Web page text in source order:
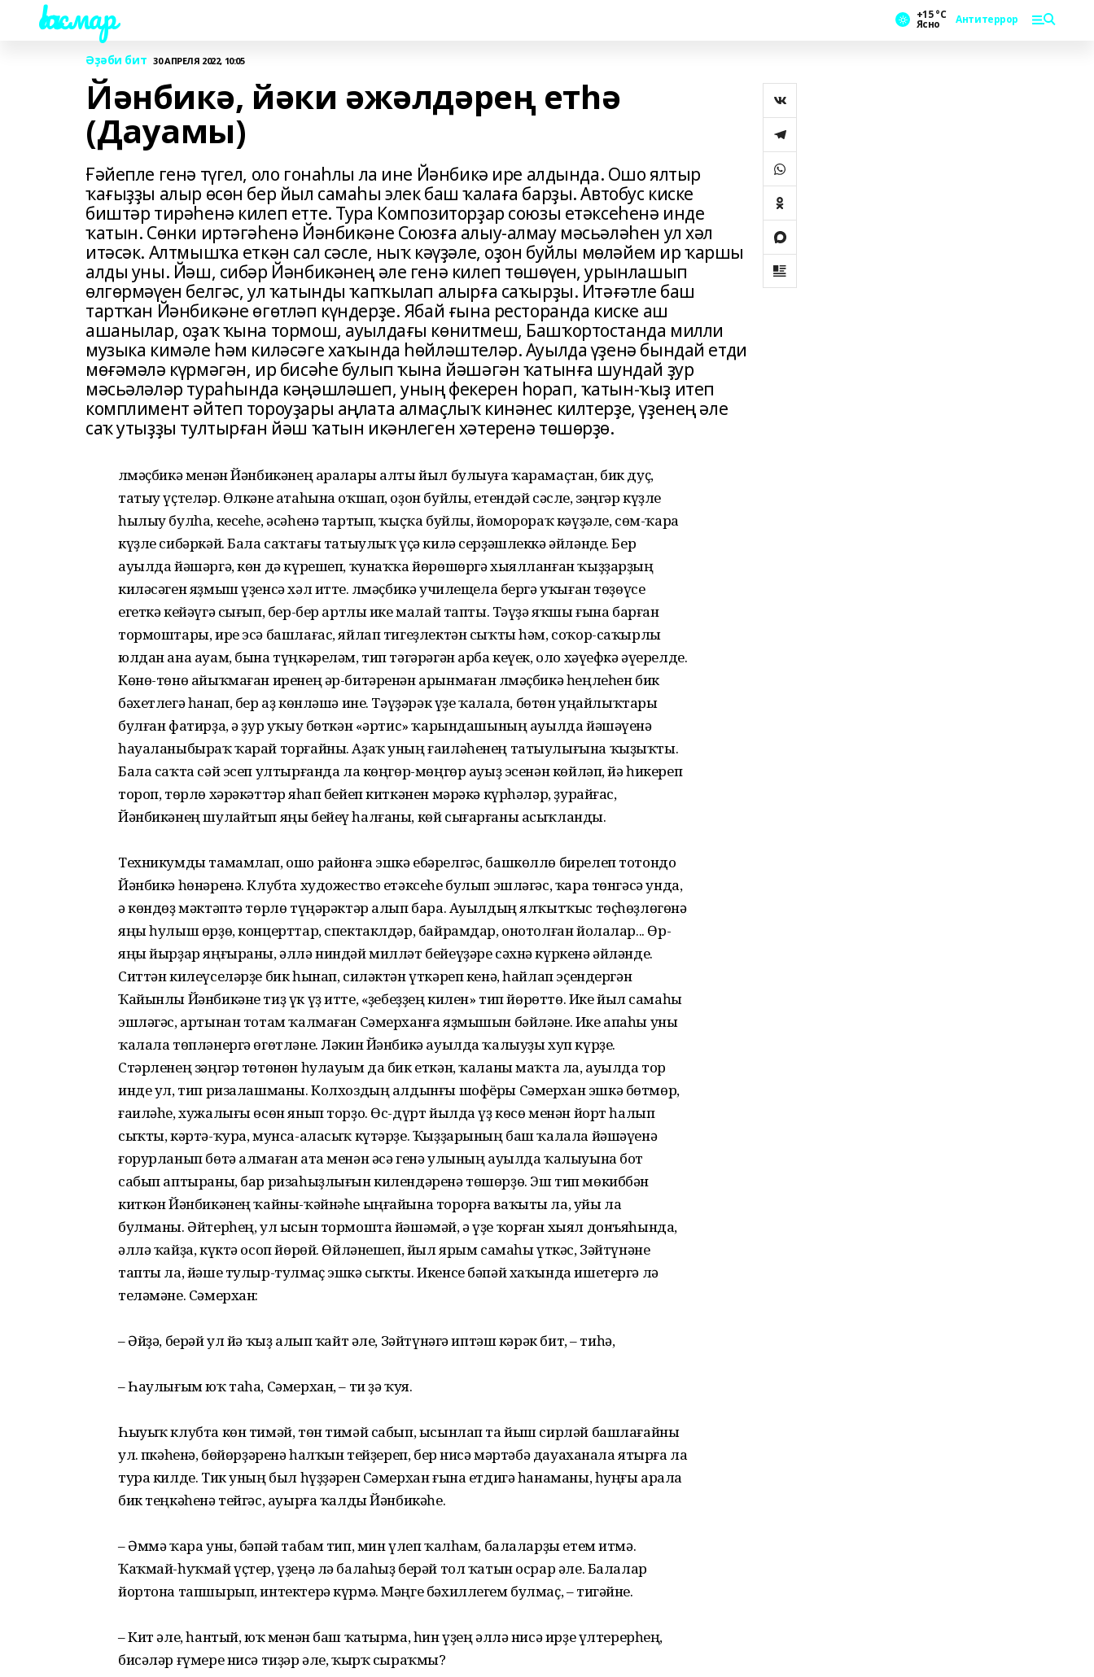
Һаҡмар +15 °С
Ясно Антитеррор
Әҙәби бит 30 АПРЕЛЯ 2022, 10:05
Йәнбикә, йәки әжәлдәрең етһә
(Дауамы)
Ғәйепле генә түгел, оло гонаһлы ла ине Йәнбикә ире алдында. Ошо ялтыр
ҡағыҙҙы алыр өсөн бер йыл самаһы элек баш ҡалаға барҙы. Автобус киске
биштәр тирәһенә килеп етте. Тура Композиторҙар союзы етәксеһенә инде
ҡатын. Сөнки иртәгәһенә Йәнбикәне Союзға алыу-алмау мәсьәләһен ул хәл
итәсәк. Алтмышҡа еткән сал сәсле, ныҡ кәүҙәле, оҙон буйлы мөләйем ир ҡаршы
алды уны. Йәш, сибәр Йәнбикәнең әле генә килеп төшөүен, урынлашып
өлгөрмәүен белгәс, ул ҡатынды ҡапҡылап алырға саҡырҙы. Итәғәтле баш
тартҡан Йәнбикәне өгөтләп күндерҙе. Ябай ғына ресторанда киске аш
ашанылар, оҙаҡ ҡына тормош, ауылдағы көнитмеш, Башҡортостанда милли
музыка кимәле һәм киләсәге хаҡында һөйләштеләр. Ауылда үҙенә бындай етди
мөғәмәлә күрмәгән, ир бисәһе булып ҡына йәшәгән ҡатынға шундай ҙур
мәсьәләләр тураһында кәңәшләшеп, уның фекерен һорап, ҡатын-ҡыҙ итеп
комплимент әйтеп тороуҙары аңлата алмаҫлыҡ кинәнес килтерҙе, үҙенең әле
саҡ утыҙҙы тултырған йәш ҡатын икәнлеген хәтеренә төшөрҙө.
Үлмәҫбикә менән Йәнбикәнең аралары алты йыл булыуға ҡарамаҫтан, бик дуҫ,
татыу үҫтеләр. Өлкәне атаһына оҡшап, оҙон буйлы, етендәй сәсле, зәңгәр күҙле
һылыу булһа, кесеһе, әсәһенә тартып, ҡыҫҡа буйлы, йоморораҡ кәүҙәле, сөм-ҡара
күҙле сибәркәй. Бала саҡтағы татыулыҡ үҫә килә серҙәшлеккә әйләнде. Бер
ауылда йәшәргә, көн дә күрешеп, ҡунаҡҡа йөрөшөргә хыялланған ҡыҙҙарҙың
киләсәген яҙмыш үҙенсә хәл итте. Үлмәҫбикә училещела бергә уҡыған төҙөүсе
егеткә кейәүгә сығып, бер-бер артлы ике малай тапты. Тәүҙә яҡшы ғына барған
тормоштары, ире эсә башлағас, яйлап тигеҙлектән сыҡты һәм, соҡор-саҡырлы
юлдан ана ауам, бына түңкәреләм, тип тәгәрәгән арба кеүек, оло хәүефкә әүерелде.
Көнө-төнө айыҡмаған иренең әр-битәренән арынмаған Үлмәҫбикә һеңлеһен бик
бәхетлегә һанап, бер аҙ көнләшә ине. Тәүҙәрәк үҙе ҡалала, бөтөн уңайлыҡтары
булған фатирҙа, ә ҙур уҡыу бөткән «әртис» ҡарындашының ауылда йәшәүенә
һауаланыбыраҡ ҡарай торғайны. Аҙаҡ уның ғаиләһенең татыулығына ҡыҙыҡты.
Бала саҡта сәй эсеп ултырғанда ла көңгөр-мөңгөр ауыҙ эсенән көйләп, йә һикереп
тороп, төрлө хәрәкәттәр яһап бейеп киткәнен мәрәкә күрһәләр, ҙурайғас,
Йәнбикәнең шулайтып яңы бейеү һалғаны, көй сығарғаны асыҡланды.
Техникумды тамамлап, ошо районға эшкә ебәрелгәс, башкөллө бирелеп тотондо
Йәнбикә һөнәренә. Клубта художество етәксеһе булып эшләгәс, ҡара төнгәсә унда,
ә көндөҙ мәктәптә төрлө түңәрәктәр алып бара. Ауылдың ялҡытҡыс төҫһөҙлөгөнә
яңы һулыш өрҙө, концерттар, спектаклдәр, байрамдар, онотолған йолалар... Өр-
яңы йырҙар яңғыраны, әллә ниндәй милләт бейеүҙәре сәхнә күркенә әйләнде.
Ситтән килеүселәрҙе бик һынап, силәктән үткәреп кенә, һайлап эҫендергән
Ҡайынлы Йәнбикәне тиҙ үк үҙ итте, «Үҙебеҙҙең килен» тип йөрөттө. Ике йыл самаһы
эшләгәс, артынан тотам ҡалмаған Сәмерханға яҙмышын бәйләне. Ике апаһы уны
ҡалала төпләнергә өгөтләне. Ләкин Йәнбикә ауылда ҡалыуҙы хуп күрҙе.
Стәрленең зәңгәр төтөнөн һулауым да бик еткән, ҡаланы маҡта ла, ауылда тор
инде ул, тип ризалашманы. Колхоздың алдынғы шофёры Сәмерхан эшкә бөтмөр,
ғаиләһе, хужалығы өсөн янып торҙо. Өс-дүрт йылда үҙ көсө менән йорт һалып
сыҡты, кәртә-ҡура, мунса-аласыҡ күтәрҙе. Ҡыҙҙарының баш ҡалала йәшәүенә
ғорурланып бөтә алмаған ата менән әсә генә улының ауылда ҡалыуына бот
сабып аптыраны, бар ризаһыҙлығын килендәренә төшөрҙө. Эш тип мөкиббән
киткән Йәнбикәнең ҡайны-ҡәйнәһе ыңғайына торорға ваҡыты ла, уйы ла
булманы. Әйтерһең, ул ысын тормошта йәшәмәй, ә үҙе ҡорған хыял донъяһында,
әллә ҡайҙа, күктә осоп йөрөй. Өйләнешеп, йыл ярым самаһы үткәс, Зәйтүнәне
тапты ла, йәше тулыр-тулмаҫ эшкә сыҡты. Икенсе бәпәй хаҡында ишетергә лә
теләмәне. Сәмерхан:
– Әйҙә, берәй ул йә ҡыҙ алып ҡайт әле, Зәйтүнәгә иптәш кәрәк бит, – тиһә,
– Һаулығым юҡ таһа, Сәмерхан, – ти ҙә ҡуя.
Һыуыҡ клубта көн тимәй, төн тимәй сабып, ысынлап та йыш сирләй башлағайны
ул. Үпкәһенә, бөйөрҙәренә һалҡын тейҙереп, бер нисә мәртәбә дауаханала ятырға ла
тура килде. Тик уның был һүҙҙәрен Сәмерхан ғына етдигә һанаманы, һуңғы арала
бик теңкәһенә тейгәс, ауырға ҡалды Йәнбикәһе.
– Әммә ҡара уны, бәпәй табам тип, мин үлеп ҡалһам, балаларҙы етем итмә.
Ҡаҡмай-һуҡмай үҫтер, үҙеңә лә балаһыҙ берәй тол ҡатын осрар әле. Балалар
йортона тапшырып, интектерә күрмә. Мәңге бәхиллегем булмаҫ, – тигәйне.
– Кит әле, һантый, юҡ менән баш ҡатырма, һин үҙең әллә нисә ирҙе үлтерерһең,
бисәләр ғүмере нисә тиҙәр әле, ҡырҡ сыраҡмы?